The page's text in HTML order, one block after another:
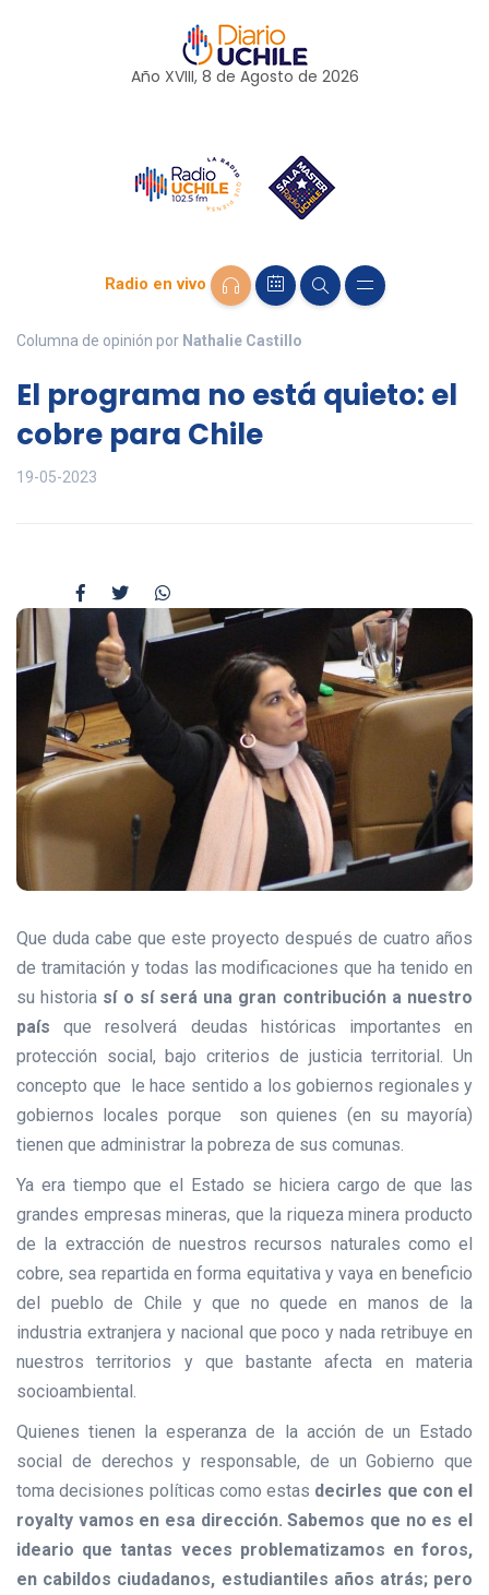
Año XVIII, 8 de Agosto de 2026
Radio en vivo
Columna de opinión por Nathalie Castillo
El programa no está quieto: el
cobre para Chile
19-05-2023
Que duda cabe que este proyecto después de cuatro años
de tramitación y todas las modificaciones que ha tenido en
su historia sí o sí será una gran contribución a nuestro
país que resolverá deudas históricas importantes en
protección social, bajo criterios de justicia territorial. Un
concepto que le hace sentido a los gobiernos regionales y
gobiernos locales porque son quienes (en su mayoría)
tienen que administrar la pobreza de sus comunas.
Ya era tiempo que el Estado se hiciera cargo de que las
grandes empresas mineras, que la riqueza minera producto
de la extracción de nuestros recursos naturales como el
cobre, sea repartida en forma equitativa y vaya en beneficio
del pueblo de Chile y que no quede en manos de la
industria extranjera y nacional que poco y nada retribuye en
nuestros territorios y que bastante afecta en materia
socioambiental.
Quienes tienen la esperanza de la acción de un Estado
social de derechos y responsable, de un Gobierno que
toma decisiones políticas como estas decirles que con el
royalty vamos en esa dirección. Sabemos que no es el
ideario que tantas veces problematizamos en foros,
en cabildos ciudadanos, estudiantiles años atrás; pero